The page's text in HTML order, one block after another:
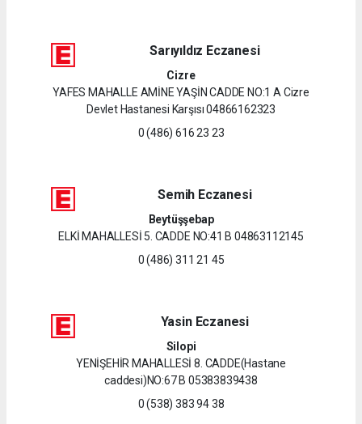
Sarıyıldız Eczanesi
Cizre
YAFES MAHALLE AMİNE YAŞİN CADDE NO:1 A Cizre
Devlet Hastanesi Karşısı 04866162323
0 (486) 616 23 23
Semih Eczanesi
Beytüşşebap
ELKİ MAHALLESİ 5. CADDE NO:41 B 04863112145
0 (486) 311 21 45
Yasin Eczanesi
Silopi
YENİŞEHİR MAHALLESİ 8. CADDE(Hastane
caddesi)NO:67 B 05383839438
0 (538) 383 94 38